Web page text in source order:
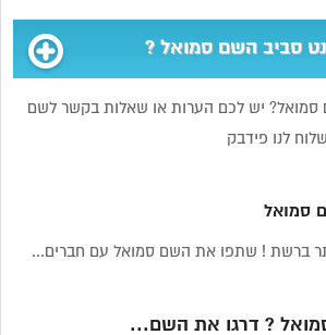
סביב השם סמואל ?
יש לכם הערות או שאלות בקשר לשם
לנו פידבק
סמואל
ברשת ! שתפו את השם סמואל עם חברים...
? דרגו את השם...